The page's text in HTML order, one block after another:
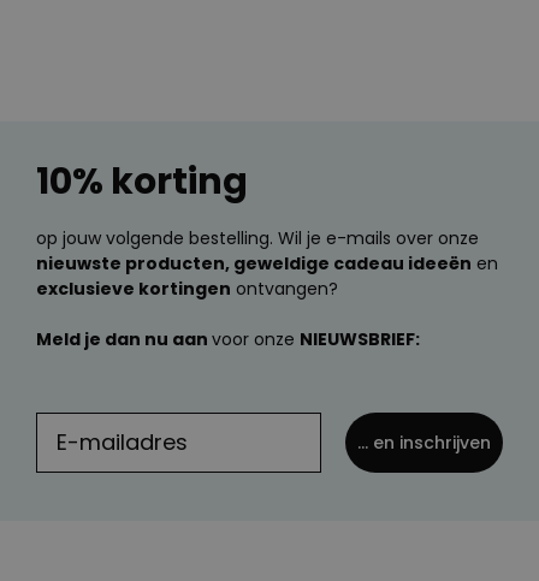
10% korting
op jouw volgende bestelling. Wil je e-mails over onze
nieuwste producten, geweldige cadeau ideeën en
exclusieve kortingen ontvangen?
Meld je dan nu aan voor onze NIEUWSBRIEF:
... en inschrijven